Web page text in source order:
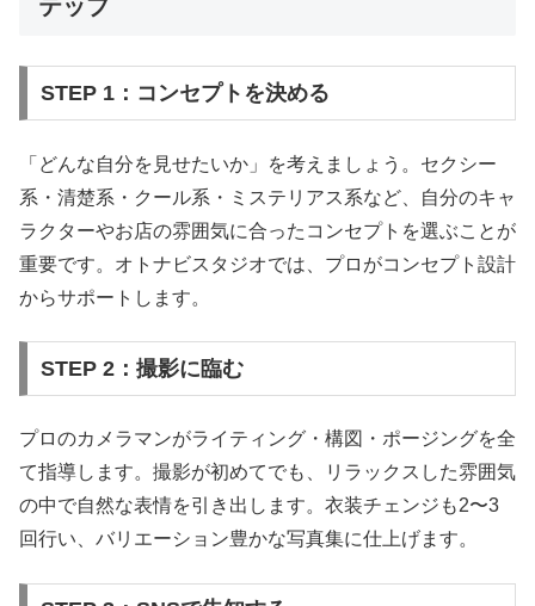
テップ
STEP 1：コンセプトを決める
「どんな自分を見せたいか」を考えましょう。セクシー
系・清楚系・クール系・ミステリアス系など、自分のキャ
ラクターやお店の雰囲気に合ったコンセプトを選ぶことが
重要です。オトナビスタジオでは、プロがコンセプト設計
からサポートします。
STEP 2：撮影に臨む
プロのカメラマンがライティング・構図・ポージングを全
て指導します。撮影が初めてでも、リラックスした雰囲気
の中で自然な表情を引き出します。衣装チェンジも2〜3
回行い、バリエーション豊かな写真集に仕上げます。